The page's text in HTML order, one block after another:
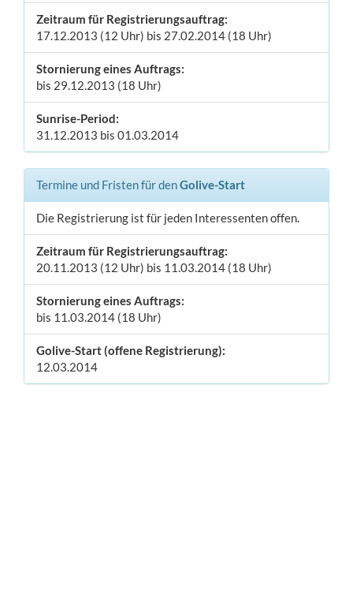
Zeitraum für Registrierungsauftrag:
17.12.2013 (12 Uhr) bis 27.02.2014 (18 Uhr)
Stornierung eines Auftrags:
bis 29.12.2013 (18 Uhr)
Sunrise-Period:
31.12.2013 bis 01.03.2014
Termine und Fristen für denGolive-Start
Die Registrierung ist für jeden Interessenten offen.
Zeitraum für Registrierungsauftrag:
20.11.2013 (12 Uhr) bis 11.03.2014 (18 Uhr)
Stornierung eines Auftrags:
bis 11.03.2014 (18 Uhr)
Golive-Start (offene Registrierung):
12.03.2014